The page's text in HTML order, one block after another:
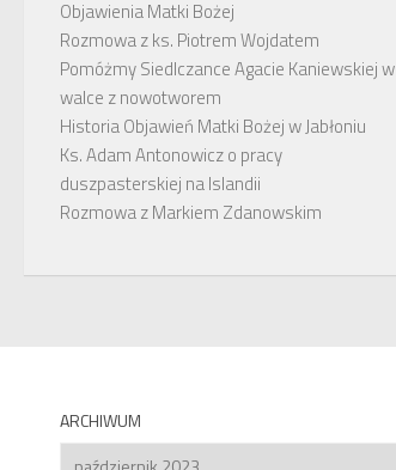
Objawienia Matki Bożej
Rozmowa z ks. Piotrem Wojdatem
Pomóżmy Siedlczance Agacie Kaniewskiej w
walce z nowotworem
Historia Objawień Matki Bożej w Jabłoniu
Ks. Adam Antonowicz o pracy
duszpasterskiej na Islandii
Rozmowa z Markiem Zdanowskim
ARCHIWUM
Archiwum